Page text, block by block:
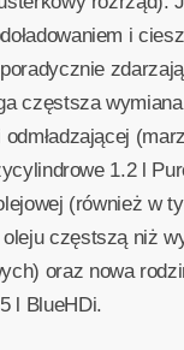
i
częstsza
1.2 l
(również w
częstszą niż
oraz nowa
l BlueHDi.